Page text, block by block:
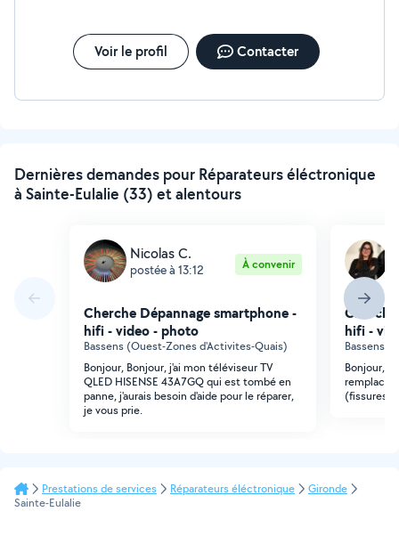
Voir le profil Contacter
Dernières demandes pour Réparateurs éléctronique
à Sainte-Eulalie (33) et alentours
Nicolas C.
postée à 13:12 À convenir
Cherche Dépannage smartphone -
hifi - video - photo
Bassens (Ouest-Zones d'Activites-Quais)
Bonjour, Bonjour, j'ai mon téléviseur TV
QLED HISENSE 43A7GQ qui est tombé en
panne, j'aurais besoin d'aide pour le réparer,
je vous prie.
hifi -
Bassens
Bonjour,
remplacer
(fissures)
Prestations de services Réparateurs éléctronique
Gironde
Sainte-Eulalie